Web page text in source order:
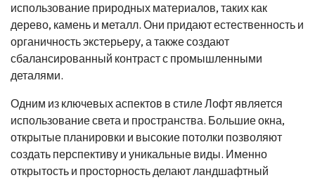
использование природных материалов, таких как
дерево, камень и металл. Они придают естественность и
органичность экстерьеру, а также создают
сбалансированный контраст с промышленными
деталями.
Одним из ключевых аспектов в стиле Лофт является
использование света и пространства. Большие окна,
открытые планировки и высокие потолки позволяют
создать перспективу и уникальные виды. Именно
открытость и просторность делают ландшафтный